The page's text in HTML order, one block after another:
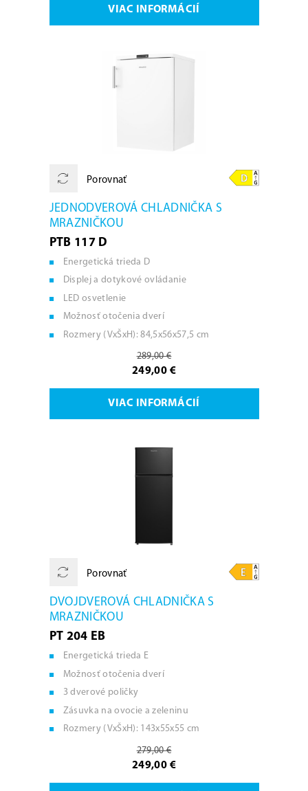
VIAC INFORMÁCIÍ
Porovnať
JEDNODVEROVÁ CHLADNIČKA S
MRAZNIČKOU
PTB 117 D
Energetická trieda D
Displej a dotykové ovládanie
LED osvetlenie
Možnosť otočenia dverí
Rozmery (VxŠxH): 84,5x56x57,5 cm
289,00 €
249,00 €
VIAC INFORMÁCIÍ
Porovnať
DVOJDVEROVÁ CHLADNIČKA S
MRAZNIČKOU
PT 204 EB
Energetická trieda E
Možnosť otočenia dverí
3 dverové poličky
Zásuvka na ovocie a zeleninu
Rozmery (VxŠxH): 143x55x55 cm
279,00 €
249,00 €